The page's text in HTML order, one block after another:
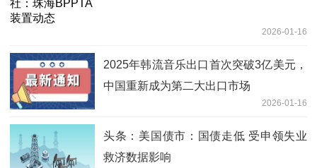
2026-01-16
2025年韩流音乐出口首次突破3亿美元，
中国重新成为第二大出口市场
2026-01-16
头条：美国债市：国债走低 受申领失业
救济数据影响